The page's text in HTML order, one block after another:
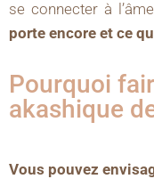
se connecter à
porte encore et ce
Pourquoi
akashique
Vous pouvez